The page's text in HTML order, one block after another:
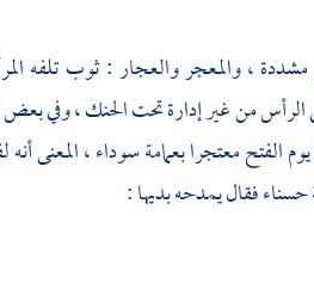
، والمعجر والعجار : ثوب تلفه
الرأس من غير إدارة تحت الحنك ، وفي
يوم الفتح معتجرا بعمامة سوداء ، المعنى
فقال يمدحه بديها :